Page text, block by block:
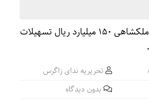
تحریریه ندای زاگرس
بدون دیدگاه